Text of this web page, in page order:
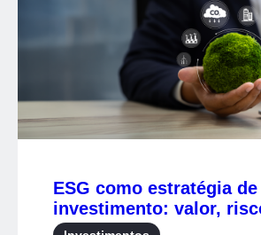
ESG como estratégia de
investimento: valor,
impacto no mesmo